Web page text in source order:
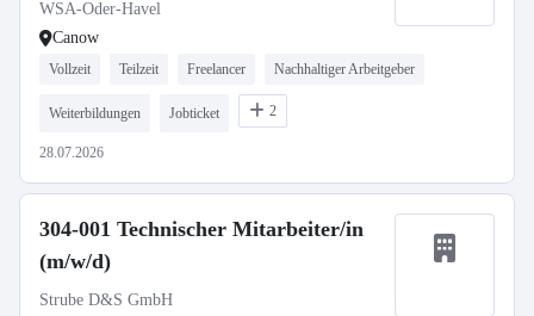
WSA-Oder-Havel
Canow
Vollzeit Teilzeit Freelancer Nachhaltiger Arbeitgeber
Weiterbildungen Jobticket 2
28.07.2026
304-001 Technischer Mitarbeiter/in
(m/w/d)
Strube D&S GmbH